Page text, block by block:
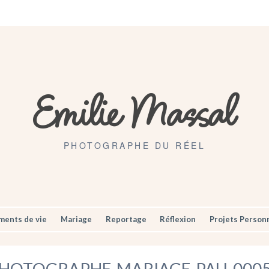
Emilie Massal
PHOTOGRAPHE DU RÉEL
de vie Mariage Reportage Réflexion Projets